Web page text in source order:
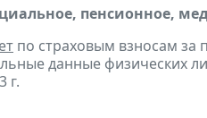
пенсионное,
по страховым взносам за
данные физических
г.